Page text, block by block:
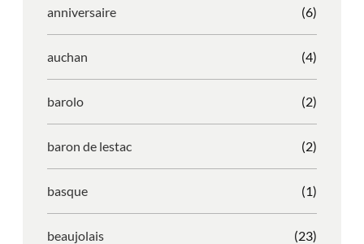
anniversaire (6)
auchan (4)
barolo (2)
baron de lestac (2)
basque (1)
beaujolais (23)